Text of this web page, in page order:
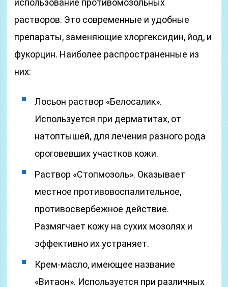
использование противомозольных
растворов. Это современные и удобные
препараты, заменяющие хлоргексидин, йод, и
фукорцин. Наиболее распространенные из
них:
Лосьон раствор «Белосалик».
Используется при дерматитах, от
натоптышей, для лечения разного рода
ороговевших участков кожи.
Раствор «Стопмозоль». Оказывает
местное противовоспалительное,
противосвербежное действие.
Размягчает кожу на сухих мозолях и
эффективно их устраняет.
Крем-масло, имеющее название
«Витаон». Используется при различных